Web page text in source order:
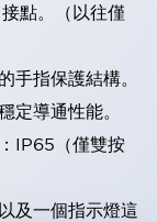
點。（以往僅
手指保護結構。
定導通性能。
IP65（僅雙按
及一個指示燈這